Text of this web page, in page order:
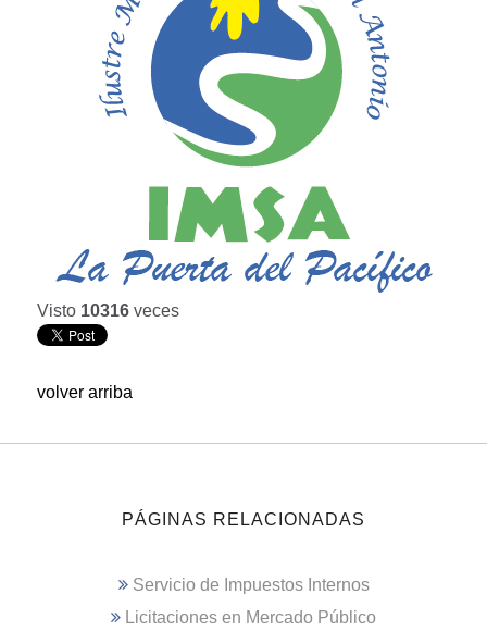
Visto 10316 veces
volver arriba
PÁGINAS RELACIONADAS
Servicio de Impuestos Internos
Licitaciones en Mercado Público